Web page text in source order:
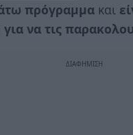
πρόγραμμα και
για να τις